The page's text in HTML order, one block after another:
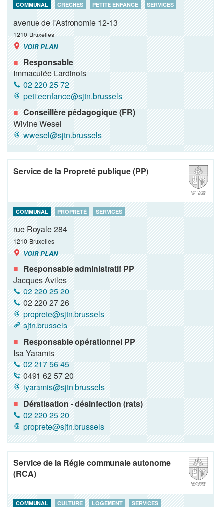
COMMUNAL CRÈCHES PETITE ENFANCE SERVICES
avenue de l'Astronomie 12-13
1210 Bruxelles
VOIR PLAN
Responsable
Immaculée Lardinois
02 220 25 72
petiteenfance@sjtn.brussels
Conseillère pédagogique (FR)
Wivine Wesel
wwesel@sjtn.brussels
Service de la Propreté publique (PP)
COMMUNAL PROPRETÉ SERVICES
rue Royale 284
1210 Bruxelles
VOIR PLAN
Responsable administratif PP
Jacques Aviles
02 220 25 20
02 220 27 26
proprete@sjtn.brussels
sjtn.brussels
Responsable opérationnel PP
Isa Yaramis
02 217 56 45
0491 62 57 20
iyaramis@sjtn.brussels
Dératisation - désinfection (rats)
02 220 25 20
proprete@sjtn.brussels
Service de la Régie communale autonome
(RCA)
COMMUNAL CULTURE LOGEMENT SERVICES